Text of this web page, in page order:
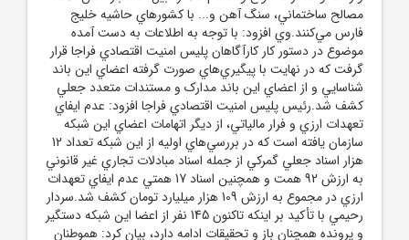
مصالح ساختماني، سنگ آهن و... با کشورهاي حاشيه خليج
فارس مي‌کنند.وي افزود: با توجه به اطلاعات به دست آمده
موضوع در دستور کار کارآگاهان پليس امنيت اقتصادي فراجا قرار
گرفت که در نهايت با پيگيري‌هاي صورت گرفته اعضاي اين باند
شناسايي و از اعضاي اين باند مدارک و مستندات متعدد جعلي
کشف شد.رئيس پليس امنيت اقتصادي فراجا افزود: عدم ايفاي
تعهدات ارزي و فرار مالياتي، از ديگر اتهامات اعضاي اين شبکه
سازمان يافته است که در بررسي‌هاي اوليه از اين شبکه تعداد 12
هزار اسناد جعلي گمرکي از جمله اسناد مبادلات تجاري غير قانوني
به ارزش 92 همت و همچنين اسناد 17 همتي عدم ايفاي تعهدات
ارزي در مجموع به ارزش 109 هزار ميليارد تومان کشف شد.سردار
رحيمي با تأکيد بر اينکه تاکنون 145 نفر از اعضا اين شبکه دستگير
و پرونده همچنان باز و تحقيقات ادامه دارد، بيان کرد: هموطنان